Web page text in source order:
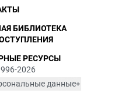
2026
данные
БИБЛИОТЕКА
РЕСУРСЫ